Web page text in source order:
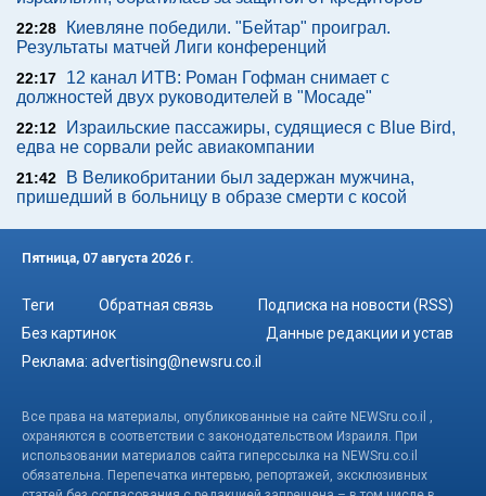
22:28
Киевляне победили. "Бейтар" проиграл.
Результаты матчей Лиги конференций
22:17
12 канал ИТВ: Роман Гофман снимает с
должностей двух руководителей в "Мосаде"
22:12
Израильские пассажиры, судящиеся с Blue Bird,
едва не сорвали рейс авиакомпании
21:42
В Великобритании был задержан мужчина,
пришедший в больницу в образе смерти с косой
Пятница, 07 августа 2026 г.
Теги Обратная связь
Подписка на новости (RSS)
Без картинок
Данные редакции и устав
Реклама: advertising@newsru.co.il
Все права на материалы, опубликованные на сайте NEWSru.co.il ,
охраняются в соответствии с законодательством Израиля. При
использовании материалов сайта гиперссылка на NEWSru.co.il
обязательна. Перепечатка интервью, репортажей, эксклюзивных